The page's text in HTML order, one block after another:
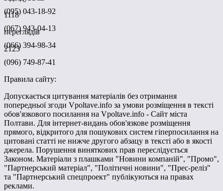
1118
переглядів
2123
(095) 043-18-92
(067) 943-04-13
(066) 394-98-34
(096) 749-87-41
Правила сайту:
Допускається цитування матеріалів без отримання
попередньої згоди Vpoltave.info за умови розміщення в тексті
обов'язкового посилання на Vpoltave.info - Сайт міста
Полтави. Для інтернет-видань обов'язкове розміщення
прямого, відкритого для пошукових систем гіперпосилання на
цитовані статті не нижче другого абзацу в тексті або в якості
джерела. Порушення виняткових прав переслідується
Законом. Матеріали з плашками "Новини компаній", "Промо",
"Партнерський матеріал", "Політичні новини", "Прес-реліз"
та "Партнерський спецпроект" публікуються на правах
реклами.